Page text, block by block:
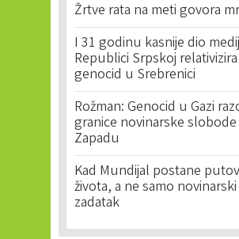
Žrtve rata na meti govora
I 31 godinu kasnije dio
Republici Srpskoj relativizira
genocid u Srebrenici
Rožman: Genocid u Gazi
granice novinarske slobode
Zapadu
Kad Mundijal postane
života, a ne samo novinarski
zadatak